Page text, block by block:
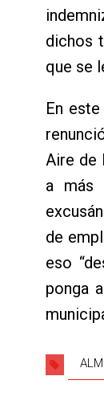
dichos
que se
En
Aire de
a más
de
eso
ponga